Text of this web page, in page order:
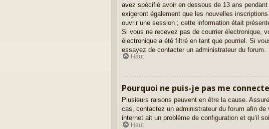
avez spécifié avoir en dessous de 13 ans
exigeront également que les nouvelles
ouvrir une session ; cette information était
Si vous ne recevez pas de courrier électronique,
électronique a été filtré en tant que pourriel. Si
essayez de contacter un administrateur du forum.
Haut
Pourquoi ne puis-je pas me
Plusieurs raisons peuvent en être la cause.
cas, contactez un administrateur du forum afin
internet ait un problème de configuration et qu’il
Haut